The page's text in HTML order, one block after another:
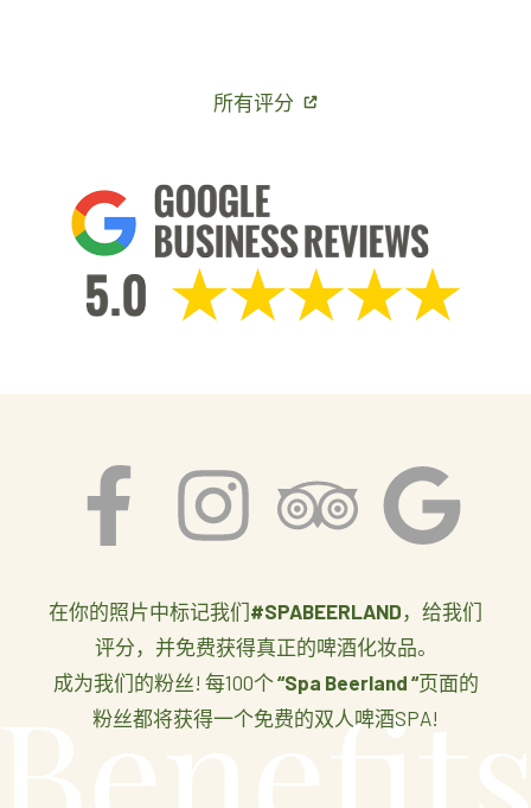
所有评分
在你的照片中标记我们#SPABEERLAND ，给我们
评分，并免费获得真正的啤酒化妆品。
成为我们的粉丝! 每100个“Spa Beerland “页面的
粉丝都将获得一个免费的双人啤酒SPA!